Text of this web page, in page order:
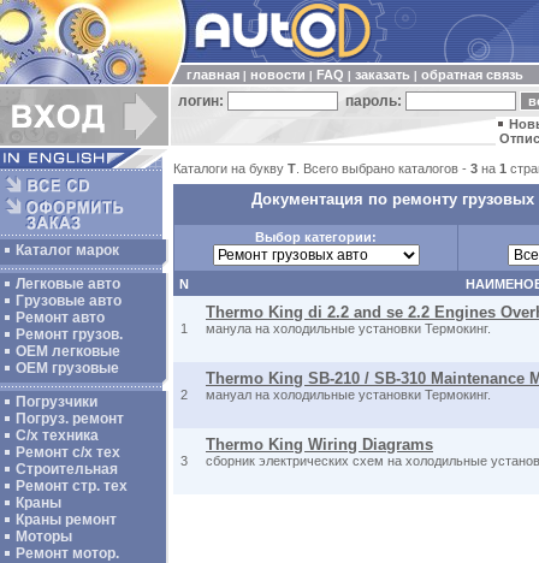
главная новости FAQ заказать обратная связь
логин: пароль:
Каталог марок
Легковые авто
Грузовые авто
Ремонт авто
Ремонт грузов.
ОЕМ легковые
OEM грузовые
Погрузчики
Погруз. ремонт
С/х техника
Ремонт с/х тех
Строительная
Ремонт стр. тех
Краны
Краны ремонт
Моторы
Ремонт мотор.
Каталоги на букву T . Всего выбрано каталогов - 3 на 1
Документация по ремонту
Выбор категории:
N
1
Thermo King di 2.2 and se 2.2 Engines
манула на холодильные установки Термокинг.
2
Thermo King SB-210 / SB-310 Maintenance
мануал на холодильные установки Термокинг.
3
Thermo King Wiring Diagrams
сборник электрических схем на холодильные